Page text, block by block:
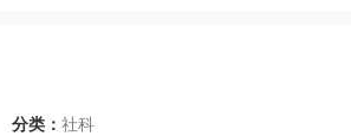
分类： 社科